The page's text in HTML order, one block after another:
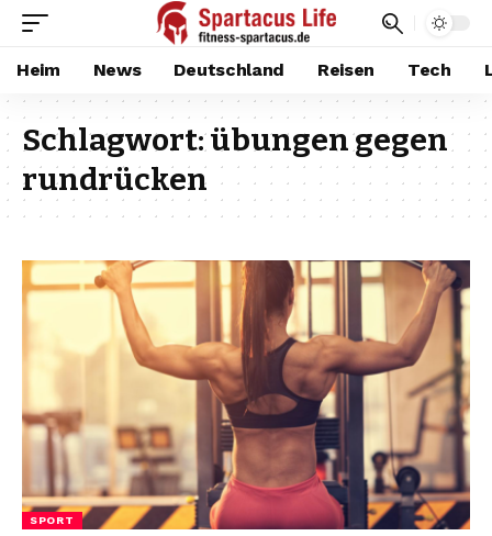
Heim News Deutschland Reisen Tech
Schlagwort:übungen gegen
rundrücken
SPORT